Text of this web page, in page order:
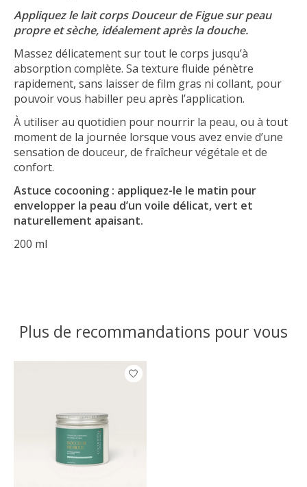
Appliquez le lait corps Douceur de Figue sur peau
propre et sèche, idéalement après la douche.
Massez délicatement sur tout le corps jusqu’à
absorption complète. Sa texture fluide pénètre
rapidement, sans laisser de film gras ni collant, pour
pouvoir vous habiller peu après l’application.
À utiliser au quotidien pour nourrir la peau, ou à tout
moment de la journée lorsque vous avez envie d’une
sensation de douceur, de fraîcheur végétale et de
confort.
Astuce cocooning : appliquez-le le matin pour
envelopper la peau d’un voile délicat, vert et
naturellement apaisant.
200 ml
Plus de recommandations pour vous
Articles du carrousel de produits